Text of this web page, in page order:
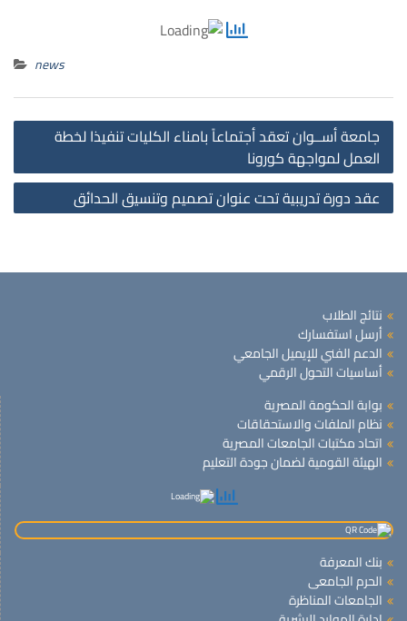
news
جامعة أســوان تعقد أجتماعاً بامناء الكليات تنفيذا لخطة
العمل لمواجهة كورونا
عقد دورة تدريبية تحت عنوان تصميم وتنسيق الحدائق
نتائج الطلاب
أرسل استفسارك
الدعم الفني للإيميل الجامعي
أساسيات التحول الرقمي
بوابة الحكومة المصرية
نظام الملفات والاستحقاقات
اتحاد مكتبات الجامعات المصرية
الهيئة القومية لضمان جودة التعليم
بنك المعرفة
الحرم الجامعى
الجامعات المناظرة